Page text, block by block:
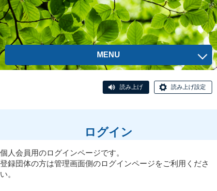
MENU
読み上げ 読み上げ設定
ログイン
個人会員用のログインページです。
登録団体の方は管理画面側のログインページをご利用くださ
い。